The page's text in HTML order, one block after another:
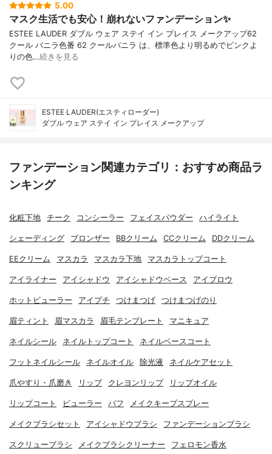
5.00
マスク生活でも安心！崩れないファンデーション✨
ESTEE LAUDER ダブル ウェア ステイ イン プレイス メークアップ62
クール バニラ色番 62 クールバニラ は、標準色より明るめでピンクよ
りの色…続きを見る
ESTEE LAUDER(エスティローダー)
ダブル ウェア ステイ イン プレイス メークアップ
ファンデーション関連カテゴリ：おすすめ商品ラ
ンキング
化粧下地 チーク コンシーラー フェイスパウダー ハイライト
シェーディング ブロンザー BBクリーム CCクリーム DDクリーム
EEクリーム マスカラ マスカラ下地 マスカラトップコート
アイライナー アイシャドウ アイシャドウベース アイブロウ
ホットビューラー アイプチ つけまつげ つけまつげのり
眉ティント 眉マスカラ 眉毛テンプレート マニキュア
ネイルシール ネイルトップコート ネイルベースコート
フットネイルシール ネイルオイル 除光液 ネイルケアセット
爪やすり・爪磨き リップ クレヨンリップ リップオイル
リップコート ビューラー パフ メイクキープスプレー
メイクブラシセット アイシャドウブラシ ファンデーションブラシ
スクリューブラシ メイクブラシクリーナー フェロモン香水